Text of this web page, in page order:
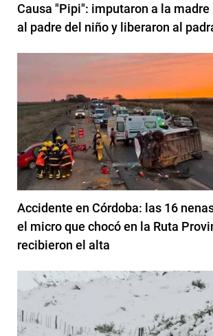
Causa "Pipi": imputaron a la
al padre del niño y liberaron al
Accidente en Córdoba: las 16
el micro que chocó en la Ruta
recibieron el alta